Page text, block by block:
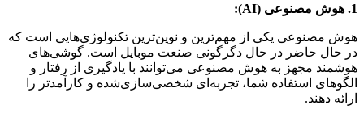
1. هوش مصنوعی (AI):
هوش مصنوعی یکی از مهم‌ترین و نوین‌ترین تکنولوژی‌هایی است که
در حال حاضر در حال دگرگونی صنعت موبایل است. گوشی‌های
هوشمند مجهز به هوش مصنوعی می‌توانند با یادگیری از رفتار و
الگوهای استفاده شما، تجربه‌ای شخصی‌سازی‌شده و کارآمدتر را
ارائه دهند.